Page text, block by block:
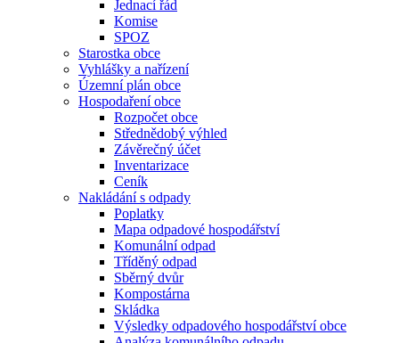
Jednací řád
Komise
SPOZ
Starostka obce
Vyhlášky a nařízení
Územní plán obce
Hospodaření obce
Rozpočet obce
Střednědobý výhled
Závěrečný účet
Inventarizace
Ceník
Nakládání s odpady
Poplatky
Mapa odpadové hospodářství
Komunální odpad
Tříděný odpad
Sběrný dvůr
Kompostárna
Skládka
Výsledky odpadového hospodářství obce